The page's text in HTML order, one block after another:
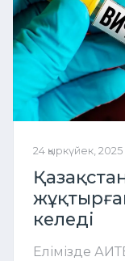
24 қыркүйек, 2025
келеді
Елімізде